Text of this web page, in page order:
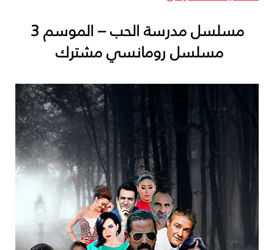
مسلسل مدرسة الحب – الموسم 3
مسلسل رومانسي مشترك